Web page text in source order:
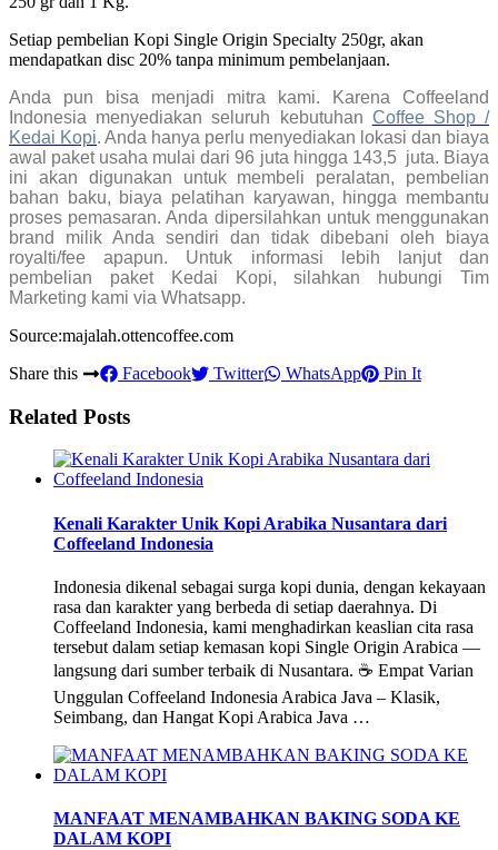
Setiap pembelian Kopi Single Origin Specialty 250gr, akan
mendapatkan disc 20% tanpa minimum pembelanjaan.
Anda pun bisa menjadi mitra kami. Karena Coffeeland
Indonesia menyediakan seluruh kebutuhan Coffee Shop /
Kedai Kopi. Anda hanya perlu menyediakan lokasi dan biaya
awal paket usaha mulai dari 96 juta hingga 143,5 juta. Biaya
ini akan digunakan untuk membeli peralatan, pembelian
bahan baku, biaya pelatihan karyawan, hingga membantu
proses pemasaran. Anda dipersilahkan untuk menggunakan
brand milik Anda sendiri dan tidak dibebani oleh biaya
royalti/fee apapun. Untuk informasi lebih lanjut dan
pembelian paket Kedai Kopi, silahkan hubungi Tim
Marketing kami via Whatsapp.
Source:majalah.ottencoffee.com
Share this
Facebook Twitter WhatsApp Pin It
Related Posts
Kenali Karakter Unik Kopi Arabika Nusantara dari
Coffeeland Indonesia
Indonesia dikenal sebagai surga kopi dunia, dengan kekayaan
rasa dan karakter yang berbeda di setiap daerahnya. Di
Coffeeland Indonesia, kami menghadirkan keaslian cita rasa
tersebut dalam setiap kemasan kopi Single Origin Arabica —
langsung dari sumber terbaik di Nusantara. ☕ Empat Varian
Unggulan Coffeeland Indonesia Arabica Java – Klasik,
Seimbang, dan Hangat Kopi Arabica Java …
MANFAAT MENAMBAHKAN BAKING SODA KE
DALAM KOPI